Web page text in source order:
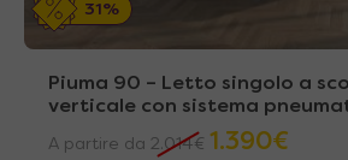
31%
Piuma 90 – Letto singolo a
verticale con sistema
A partire da 2.014€ 1.390€